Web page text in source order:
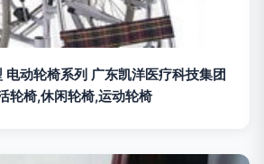
电动轮椅系列 广东凯洋医疗科技集团
轮椅,休闲轮椅,运动轮椅